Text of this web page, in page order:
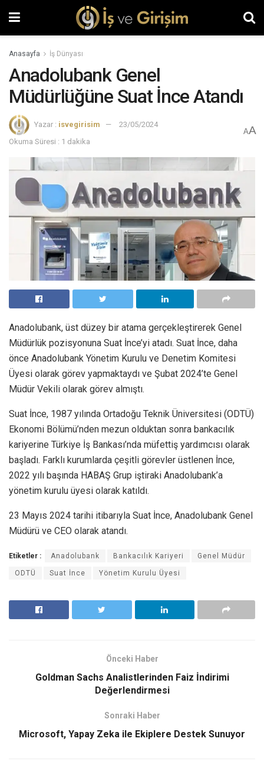
Anasayfa İş Dünyası
Anadolubank Genel
Müdürlüğüne Suat İnce Atandı
Yazar : isvegirisim
23/05/2024
Okuma Süresi : 1 dakika
AA
Anadolubank, üst düzey bir atama gerçekleştirerek Genel
Müdürlük pozisyonuna Suat İnce’yi atadı. Suat İnce, daha
önce Anadolubank Yönetim Kurulu ve Denetim Komitesi
Üyesi olarak görev yapmaktaydı ve Şubat 2024’te Genel
Müdür Vekili olarak görev almıştı.
Suat İnce, 1987 yılında Ortadoğu Teknik Üniversitesi (ODTÜ)
Ekonomi Bölümü’nden mezun olduktan sonra bankacılık
kariyerine Türkiye İş Bankası’nda müfettiş yardımcısı olarak
başladı. Farklı kurumlarda çeşitli görevler üstlenen İnce,
2022 yılı başında HABAŞ Grup iştiraki Anadolubank’a
yönetim kurulu üyesi olarak katıldı.
23 Mayıs 2024 tarihi itibarıyla Suat İnce, Anadolubank Genel
Müdürü ve CEO olarak atandı.
Etiketler : Anadolubank Bankacılık Kariyeri Genel Müdür
ODTÜ Suat İnce Yönetim Kurulu Üyesi
Önceki Haber
Goldman Sachs Analistlerinden Faiz İndirimi
Değerlendirmesi
Sonraki Haber
Microsoft, Yapay Zeka ile Ekiplere Destek Sunuyor